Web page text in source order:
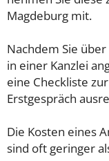
Magdeburg mit.
Nachdem Sie
in einer Kanzlei
eine Checkliste
Erstgespräch
Die Kosten eines
sind oft geringer